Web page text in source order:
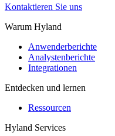
Kontaktieren Sie uns
Warum Hyland
Anwenderberichte
Analystenberichte
Integrationen
Entdecken und lernen
Ressourcen
Hyland Services